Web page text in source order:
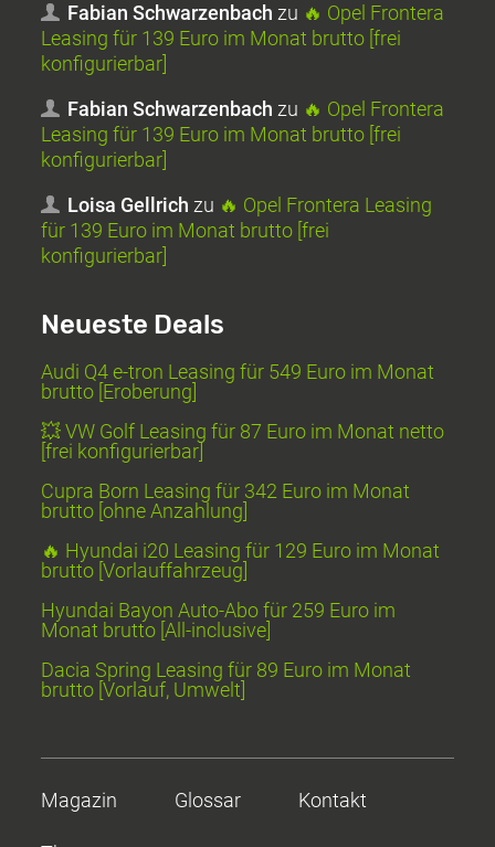
Fabian Schwarzenbach zu 🔥 Opel Frontera
Leasing für 139 Euro im Monat brutto [frei
konfigurierbar]
Fabian Schwarzenbach zu 🔥 Opel Frontera
Leasing für 139 Euro im Monat brutto [frei
konfigurierbar]
Loisa Gellrich zu 🔥 Opel Frontera Leasing
für 139 Euro im Monat brutto [frei
konfigurierbar]
Neueste Deals
Audi Q4 e-tron Leasing für 549 Euro im Monat
brutto [Eroberung]
💥 VW Golf Leasing für 87 Euro im Monat netto
[frei konfigurierbar]
Cupra Born Leasing für 342 Euro im Monat
brutto [ohne Anzahlung]
🔥 Hyundai i20 Leasing für 129 Euro im Monat
brutto [Vorlauffahrzeug]
Hyundai Bayon Auto-Abo für 259 Euro im
Monat brutto [All-inclusive]
Dacia Spring Leasing für 89 Euro im Monat
brutto [Vorlauf, Umwelt]
Magazin Glossar Kontakt